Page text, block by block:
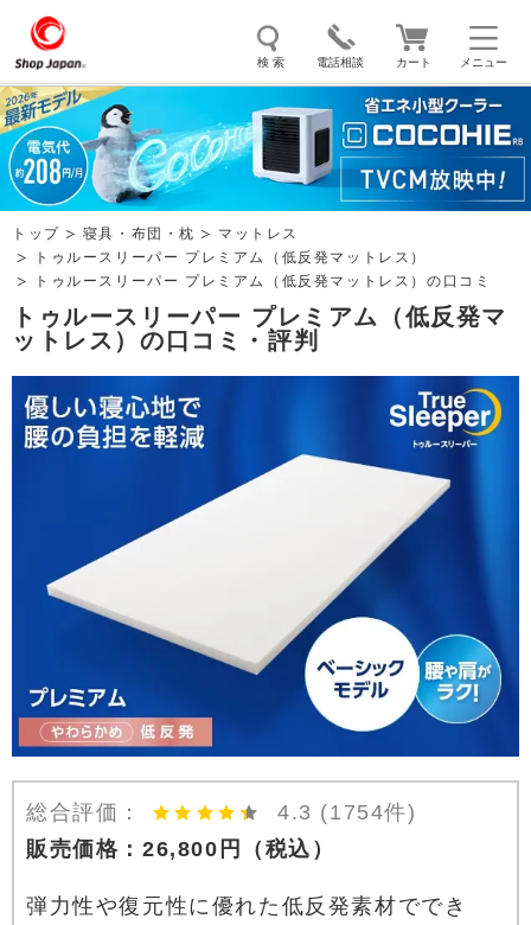
メニュー
検 索 電話相談 カート
トゥルースリーパー ソイリッチ ここひえ 枕
掃除機 クッキングプロ マイキュット
エアコン オーラルスマイル
トップ 寝具・布団・枕
マットレス
トゥルースリーパー プレミアム（低反発マットレス）
トゥルースリーパー プレミアム（低反発マットレス）の口コミ
トゥルースリーパー プレミアム（低反発マ
ットレス）の口コミ・評判
総合評価： 4.3 (1754件)
販売価格： 26,800 円 （税込）
弾力性や復元性に優れた低反発素材ででき